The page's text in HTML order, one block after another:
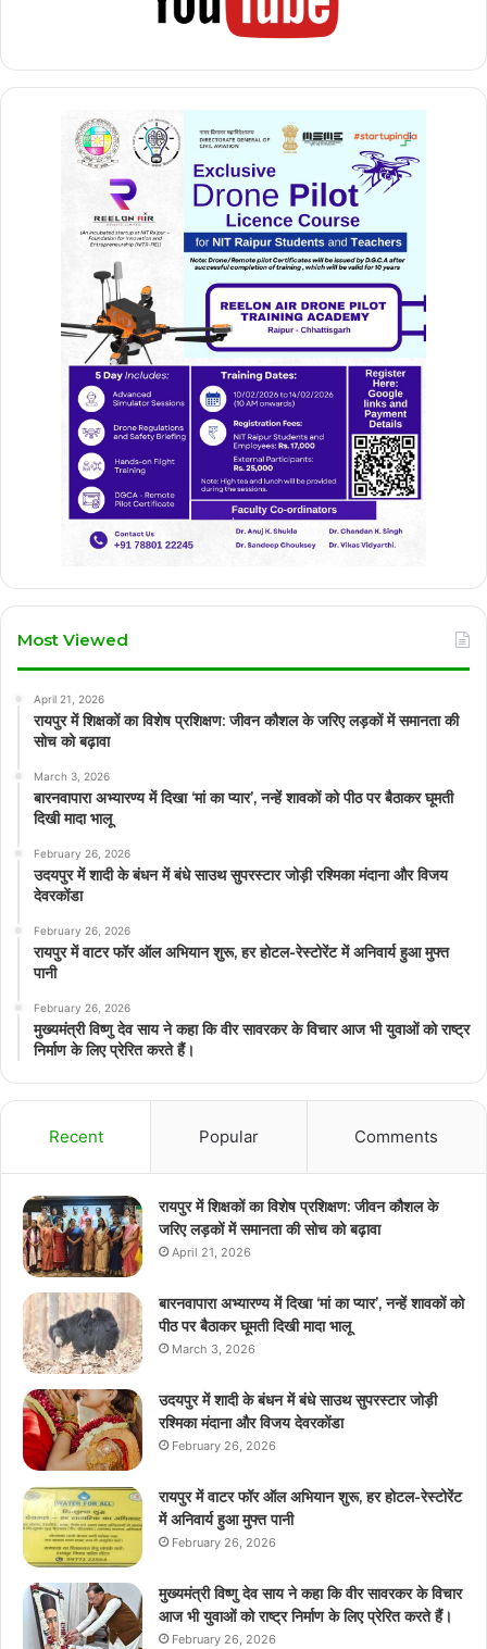
Most Viewed
April 21, 2026
रायपुर में शिक्षकों का विशेष प्रशिक्षण: जीवन कौशल के जरिए लड़कों में समानता की
सोच को बढ़ावा
March 3, 2026
बारनवापारा अभ्यारण्य में दिखा ‘मां का प्यार’, नन्हें शावकों को पीठ पर बैठाकर घूमती
दिखी मादा भालू
February 26, 2026
उदयपुर में शादी के बंधन में बंधे साउथ सुपरस्टार जोड़ी रश्मिका मंदाना और विजय
देवरकोंडा
February 26, 2026
रायपुर में वाटर फॉर ऑल अभियान शुरू, हर होटल-रेस्टोरेंट में अनिवार्य हुआ मुफ्त
पानी
February 26, 2026
मुख्यमंत्री विष्णु देव साय ने कहा कि वीर सावरकर के विचार आज भी युवाओं को राष्ट्र
निर्माण के लिए प्रेरित करते हैं।
Recent Popular Comments
रायपुर में शिक्षकों का विशेष प्रशिक्षण: जीवन कौशल के
जरिए लड़कों में समानता की सोच को बढ़ावा
April 21, 2026
बारनवापारा अभ्यारण्य में दिखा ‘मां का प्यार’, नन्हें शावकों को
पीठ पर बैठाकर घूमती दिखी मादा भालू
March 3, 2026
उदयपुर में शादी के बंधन में बंधे साउथ सुपरस्टार जोड़ी
रश्मिका मंदाना और विजय देवरकोंडा
February 26, 2026
रायपुर में वाटर फॉर ऑल अभियान शुरू, हर होटल-रेस्टोरेंट
में अनिवार्य हुआ मुफ्त पानी
February 26, 2026
मुख्यमंत्री विष्णु देव साय ने कहा कि वीर सावरकर के विचार
आज भी युवाओं को राष्ट्र निर्माण के लिए प्रेरित करते हैं।
February 26, 2026